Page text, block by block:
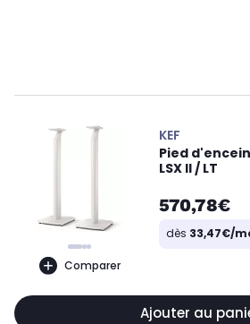
Comparer
KEF
Pied
LSX II / LT
570,78€
dès 33,47€/
Ajouter au